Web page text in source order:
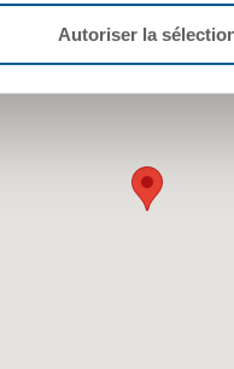
Autoriser la